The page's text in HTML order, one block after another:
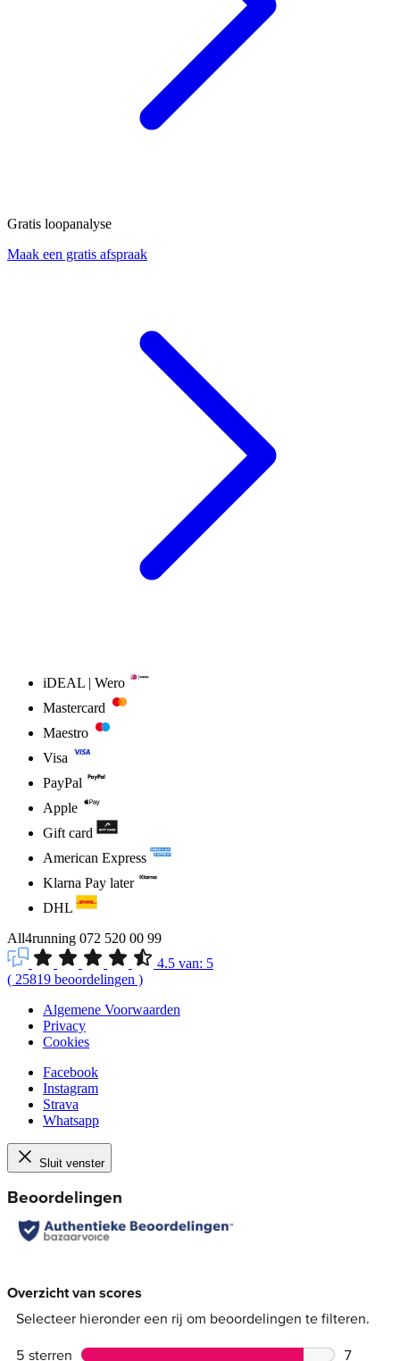
Gratis loopanalyse
Maak een gratis afspraak
iDEAL | Wero
Mastercard
Maestro
Visa
PayPal
Apple
Gift card
American Express
Klarna Pay later
DHL
All4running 072 520 00 99
4.5 van: 5
( 25819 beoordelingen )
Algemene Voorwaarden
Privacy
Cookies
Facebook
Instagram
Strava
Whatsapp
Sluit venster